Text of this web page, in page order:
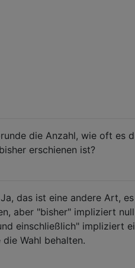
die Anzahl, wie oft es
erschienen ist?
das ist eine andere Art,
aber "bisher" impliziert
einschließlich" impliziert
Wahl behalten.